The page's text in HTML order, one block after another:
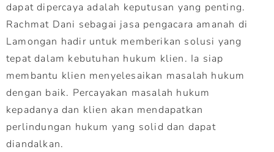
dapat dipercaya adalah keputusan yang penting.
Rachmat Dani sebagai jasa pengacara amanah di
Lamongan hadir untuk memberikan solusi yang
tepat dalam kebutuhan hukum klien. Ia siap
membantu klien menyelesaikan masalah hukum
dengan baik. Percayakan masalah hukum
kepadanya dan klien akan mendapatkan
perlindungan hukum yang solid dan dapat
diandalkan.